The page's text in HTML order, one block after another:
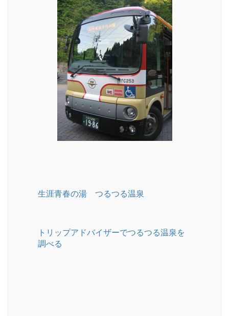
生涯青春の湯 つるつる温泉
トリップアドバイザーでつるつる温泉を
調べる